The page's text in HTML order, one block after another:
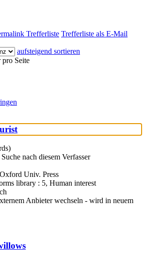
Trefferliste Trefferliste als E-Mail
aufsteigend sortieren
pro Seite
Suche nach diesem Verfasser
Univ. Press
library : 5, Human interest
Anbieter wechseln - wird in neuem